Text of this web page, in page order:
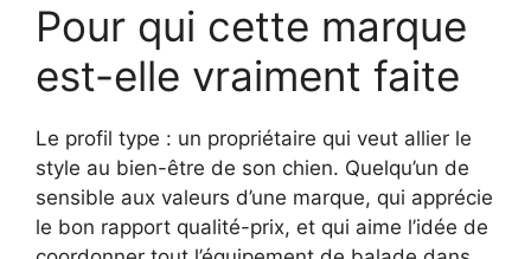
Pour qui cette marque
est-elle vraiment faite
Le profil type : un propriétaire qui veut allier le
style au bien-être de son chien. Quelqu’un de
sensible aux valeurs d’une marque, qui apprécie
le bon rapport qualité-prix, et qui aime l’idée de